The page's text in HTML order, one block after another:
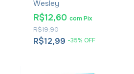
Wesley
R$12,99 -35% OFF
R$19,90
R$12,60 com Pix